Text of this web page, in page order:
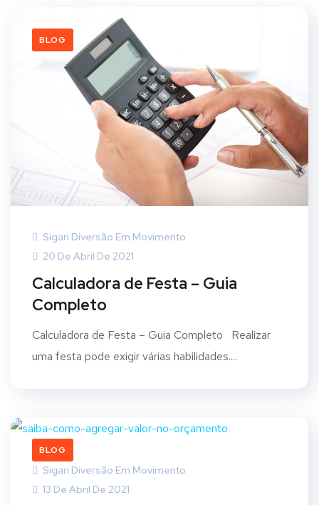
BLOG
Sigari Diversão Em Movimento
20 De Abril De 2021
Calculadora de Festa – Guia
Completo
Calculadora de Festa – Guia Completo Realizar
uma festa pode exigir várias habilidades....
BLOG
Sigari Diversão Em Movimento
13 De Abril De 2021